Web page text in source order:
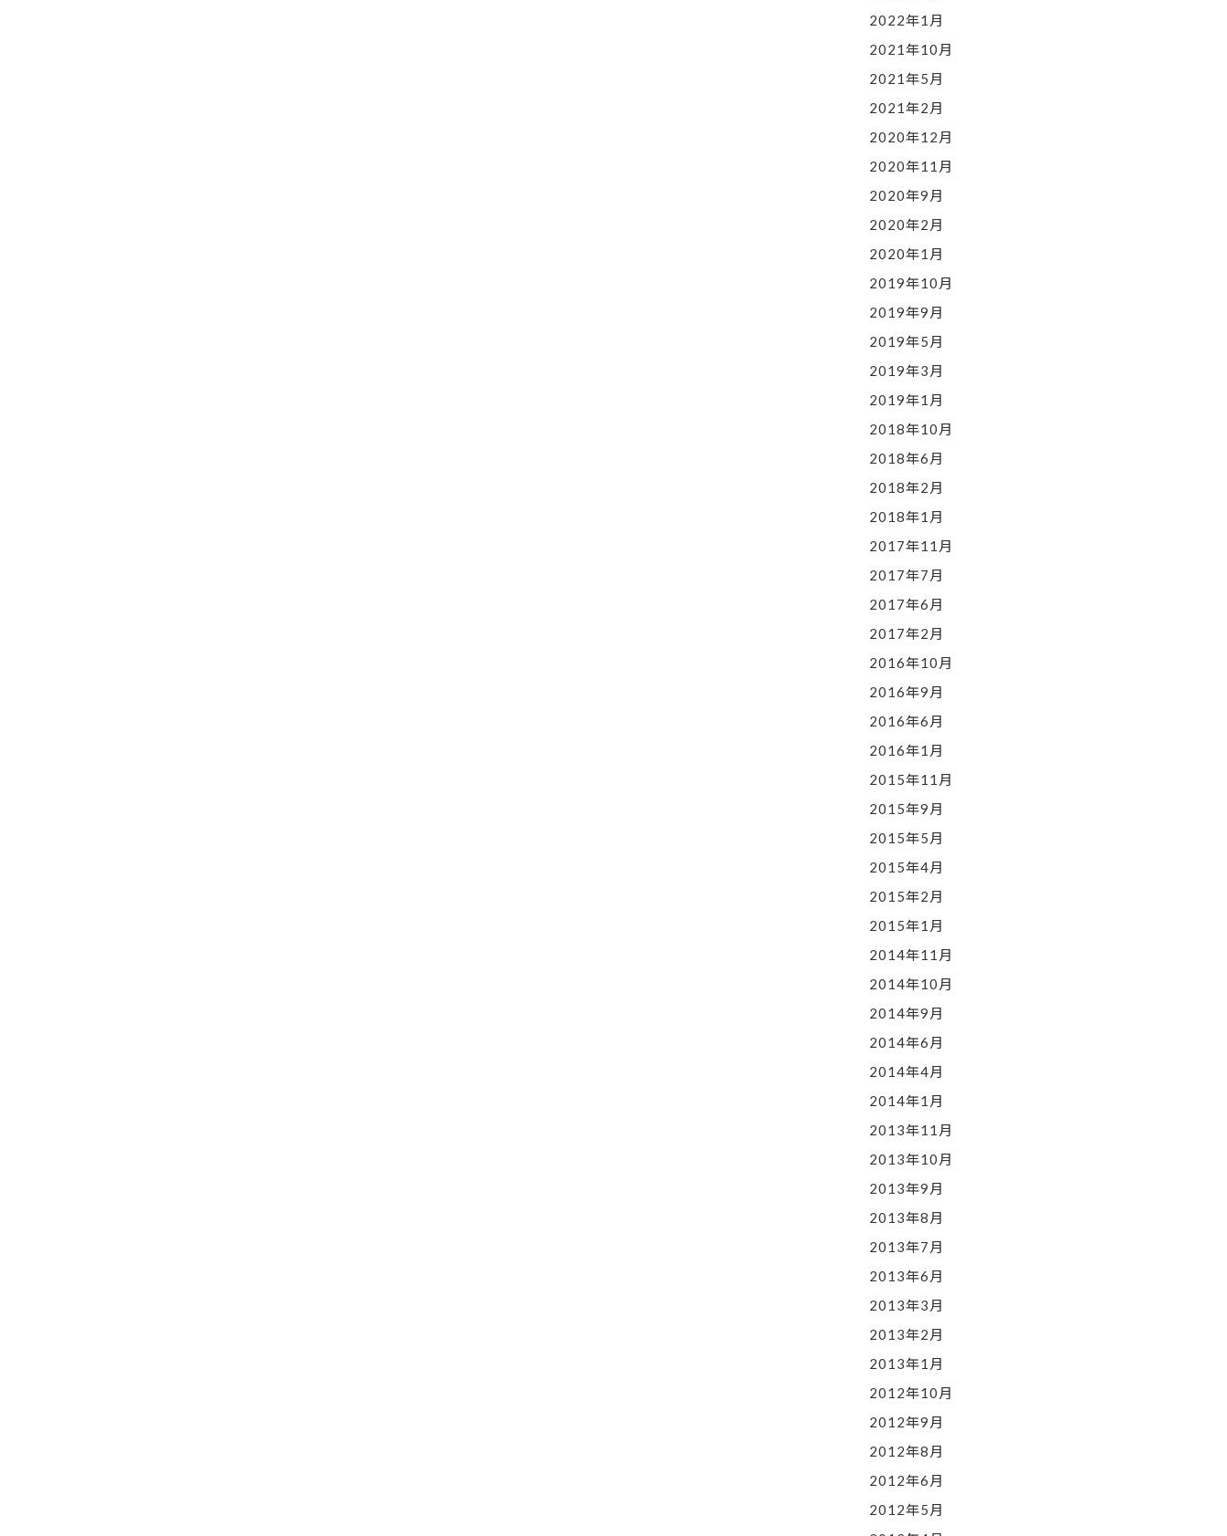
2022年1月
2021年10月
2021年5月
2021年2月
2020年12月
2020年11月
2020年9月
2020年2月
2020年1月
2019年10月
2019年9月
2019年5月
2019年3月
2019年1月
2018年10月
2018年6月
2018年2月
2018年1月
2017年11月
2017年7月
2017年6月
2017年2月
2016年10月
2016年9月
2016年6月
2016年1月
2015年11月
2015年9月
2015年5月
2015年4月
2015年2月
2015年1月
2014年11月
2014年10月
2014年9月
2014年6月
2014年4月
2014年1月
2013年11月
2013年10月
2013年9月
2013年8月
2013年7月
2013年6月
2013年3月
2013年2月
2013年1月
2012年10月
2012年9月
2012年8月
2012年6月
2012年5月